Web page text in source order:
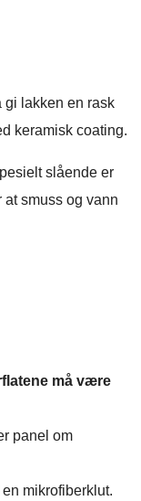
gi lakken en rask
keramisk coating.
slående er
at smuss og vann
må være
panel om
mikrofiberklut.